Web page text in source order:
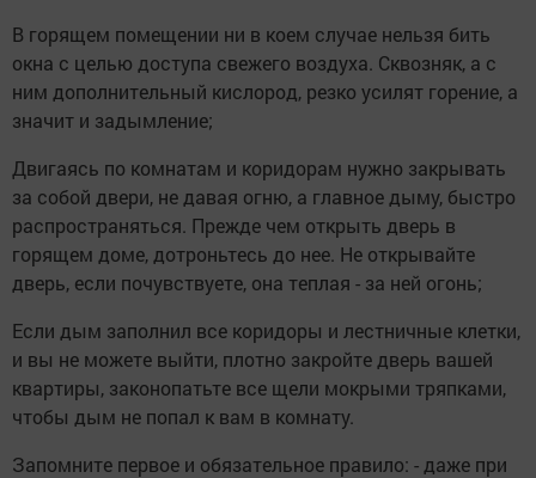
В горящем помещении ни в коем случае нельзя бить
окна с целью доступа свежего воздуха. Сквозняк, а с
ним дополнительный кислород, резко усилят горение, а
значит и задымление;
Двигаясь по комнатам и коридорам нужно закрывать
за собой двери, не давая огню, а главное дыму, быстро
распространяться. Прежде чем открыть дверь в
горящем доме, дотроньтесь до нее. Не открывайте
дверь, если почувствуете, она теплая - за ней огонь;
Если дым заполнил все коридоры и лестничные клетки,
и вы не можете выйти, плотно закройте дверь вашей
квартиры, законопатьте все щели мокрыми тряпками,
чтобы дым не попал к вам в комнату.
Запомните первое и обязательное правило: - даже при